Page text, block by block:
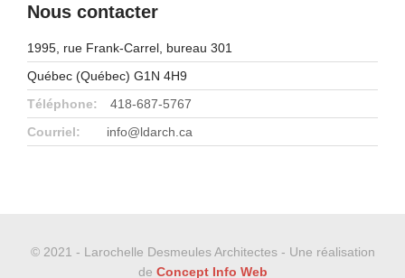
Nous contacter
1995, rue Frank-Carrel, bureau 301
Québec (Québec) G1N 4H9
Téléphone:
418-687-5767
Courriel:
info@ldarch.ca
© 2021 - Larochelle Desmeules Architectes - Une réalisation
de Concept Info Web